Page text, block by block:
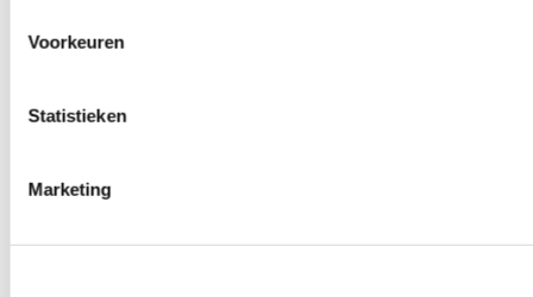
Voorkeuren
Statistieken
Marketing
Remmen
Remleidingen